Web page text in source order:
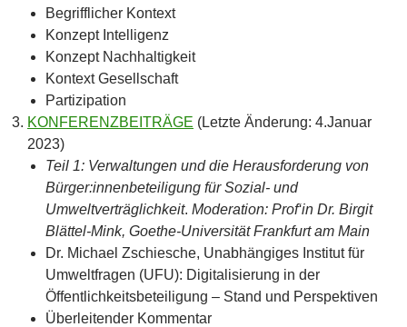
Begrifflicher Kontext
Konzept Intelligenz
Konzept Nachhaltigkeit
Kontext Gesellschaft
Partizipation
KONFERENZBEITRÄGE (Letzte Änderung: 4.Januar
2023)
Teil 1: Verwaltungen und die Herausforderung von
Bürger:innenbeteiligung für Sozial- und
Umweltverträglichkeit. Moderation: Prof‘in Dr. Birgit
Blättel-Mink, Goethe-Universität Frankfurt am Main
Dr. Michael Zschiesche, Unabhängiges Institut für
Umweltfragen (UFU): Digitalisierung in der
Öffentlichkeitsbeteiligung – Stand und Perspektiven
Überleitender Kommentar